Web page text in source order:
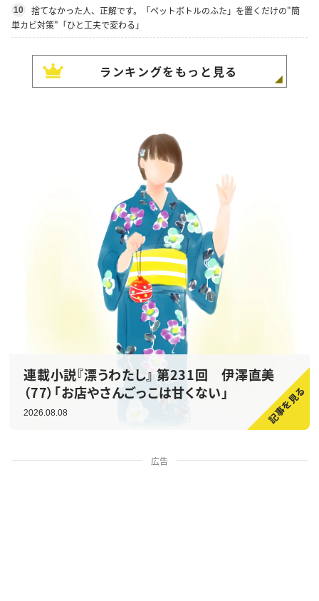
10
捨てなかった人、正解です。「ペットボトルのふた」を置くだけの"簡
単カビ対策"「ひと工夫で変わる」
ランキングをもっと見る
連載小説『漂うわたし』 第231回 伊澤直美
（77）「お店やさんごっこは甘くない」
2026.08.08
広告